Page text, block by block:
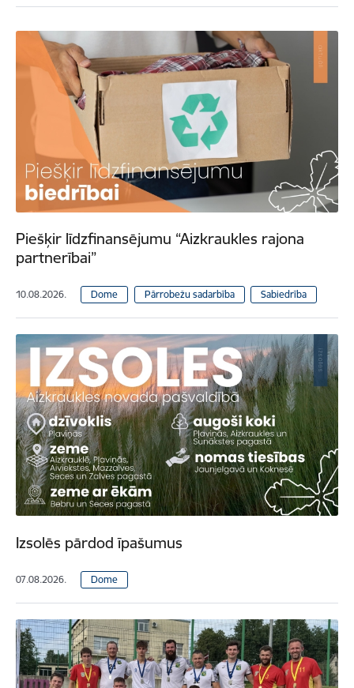
Piešķir līdzfinansējumu “Aizkraukles rajona
partnerībai”
10.08.2026. Dome Pārrobežu sadarbība Sabiedrība
Izsolēs pārdod īpašumus
07.08.2026. Dome